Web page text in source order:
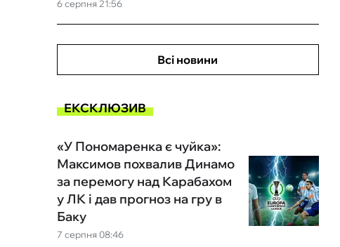
6 серпня 21:56
Всі новини
ЕКСКЛЮЗИВ
7 серпня 08:46
«У Пономаренка є чуйка»:
Максимов похвалив Динамо
за перемогу над Карабахом
у ЛК і дав прогноз на гру в
Баку